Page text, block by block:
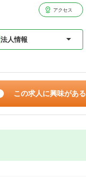
アクセス
法人情報
この求人に興味がある